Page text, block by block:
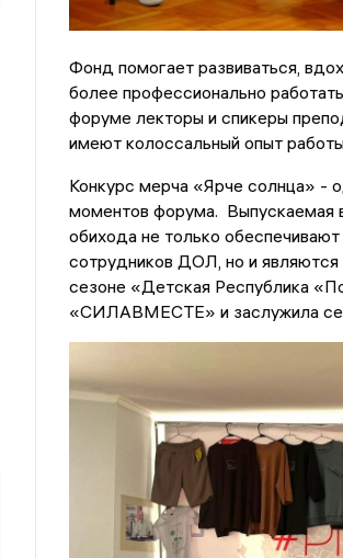
Фонд помогает развиваться,
более профессионально
форуме лекторы и спикеры
имеют колоссальный опыт
Конкурс мерча «Ярче солнца» -
моментов форума. Выпускаемая
обихода не только
сотрудников ДОЛ, но и
сезоне «Детская Республика
«СИЛАВМЕСТЕ» и заслужила